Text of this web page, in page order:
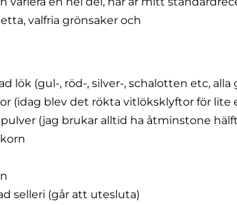
valfria grönsaker och
lök (gul-, röd-, silver-, schalotten etc, alla
(idag blev det rökta vitlöksklyftor för lite
(jag brukar alltid ha åtminstone
selleri (går att utesluta)